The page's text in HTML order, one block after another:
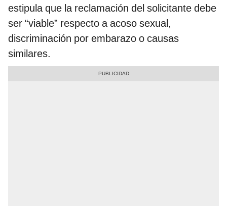
estipula que la reclamación del solicitante debe
ser “viable” respecto a acoso sexual,
discriminación por embarazo o causas
similares.